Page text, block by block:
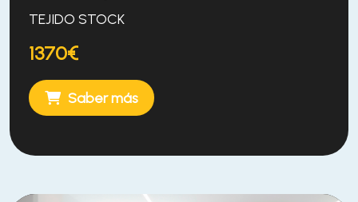
TEJIDO STOCK
1370€
Saber más